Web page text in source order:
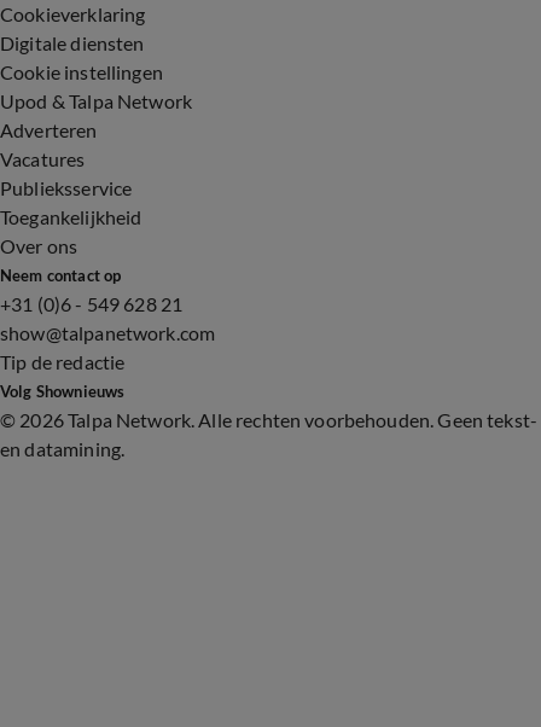
Cookieverklaring
Digitale diensten
Cookie instellingen
Upod & Talpa Network
Adverteren
Vacatures
Publieksservice
Toegankelijkheid
Over ons
Neem contact op
+31 (0)6 - 549 628 21
show@talpanetwork.com
Tip de redactie
Volg Shownieuws
© 2026 Talpa Network. Alle rechten voorbehouden. Geen tekst-
en datamining.